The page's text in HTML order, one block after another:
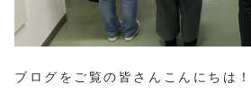
ブログをご覧の皆さんこんにちは！